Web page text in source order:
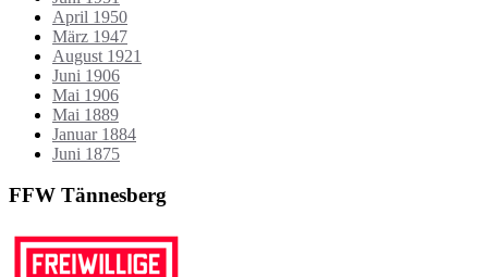
April 1950
März 1947
August 1921
Juni 1906
Mai 1906
Mai 1889
Januar 1884
Juni 1875
FFW Tännesberg